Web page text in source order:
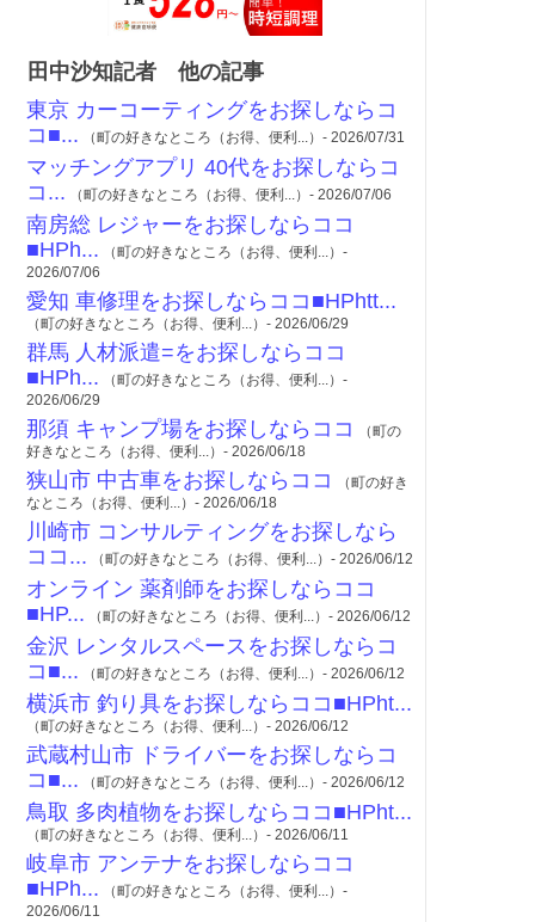
田中沙知記者 他の記事
東京 カーコーティングをお探しならコ
コ■... （町の好きなところ（お得、便利...）- 2026/07/31
マッチングアプリ 40代をお探しならコ
コ... （町の好きなところ（お得、便利...）- 2026/07/06
南房総 レジャーをお探しならココ
■HPh... （町の好きなところ（お得、便利...）-
2026/07/06
愛知 車修理をお探しならココ■HPhtt...
（町の好きなところ（お得、便利...）- 2026/06/29
群馬 人材派遣=をお探しならココ
■HPh... （町の好きなところ（お得、便利...）-
2026/06/29
那須 キャンプ場をお探しならココ
（町の
好きなところ（お得、便利...）- 2026/06/18
狭山市 中古車をお探しならココ
（町の好き
なところ（お得、便利...）- 2026/06/18
川崎市 コンサルティングをお探しなら
ココ... （町の好きなところ（お得、便利...）- 2026/06/12
オンライン 薬剤師をお探しならココ
■HP... （町の好きなところ（お得、便利...）- 2026/06/12
金沢 レンタルスペースをお探しならコ
コ■... （町の好きなところ（お得、便利...）- 2026/06/12
横浜市 釣り具をお探しならココ■HPht...
（町の好きなところ（お得、便利...）- 2026/06/12
武蔵村山市 ドライバーをお探しならコ
コ■... （町の好きなところ（お得、便利...）- 2026/06/12
鳥取 多肉植物をお探しならココ■HPht...
（町の好きなところ（お得、便利...）- 2026/06/11
岐阜市 アンテナをお探しならココ
■HPh... （町の好きなところ（お得、便利...）-
2026/06/11